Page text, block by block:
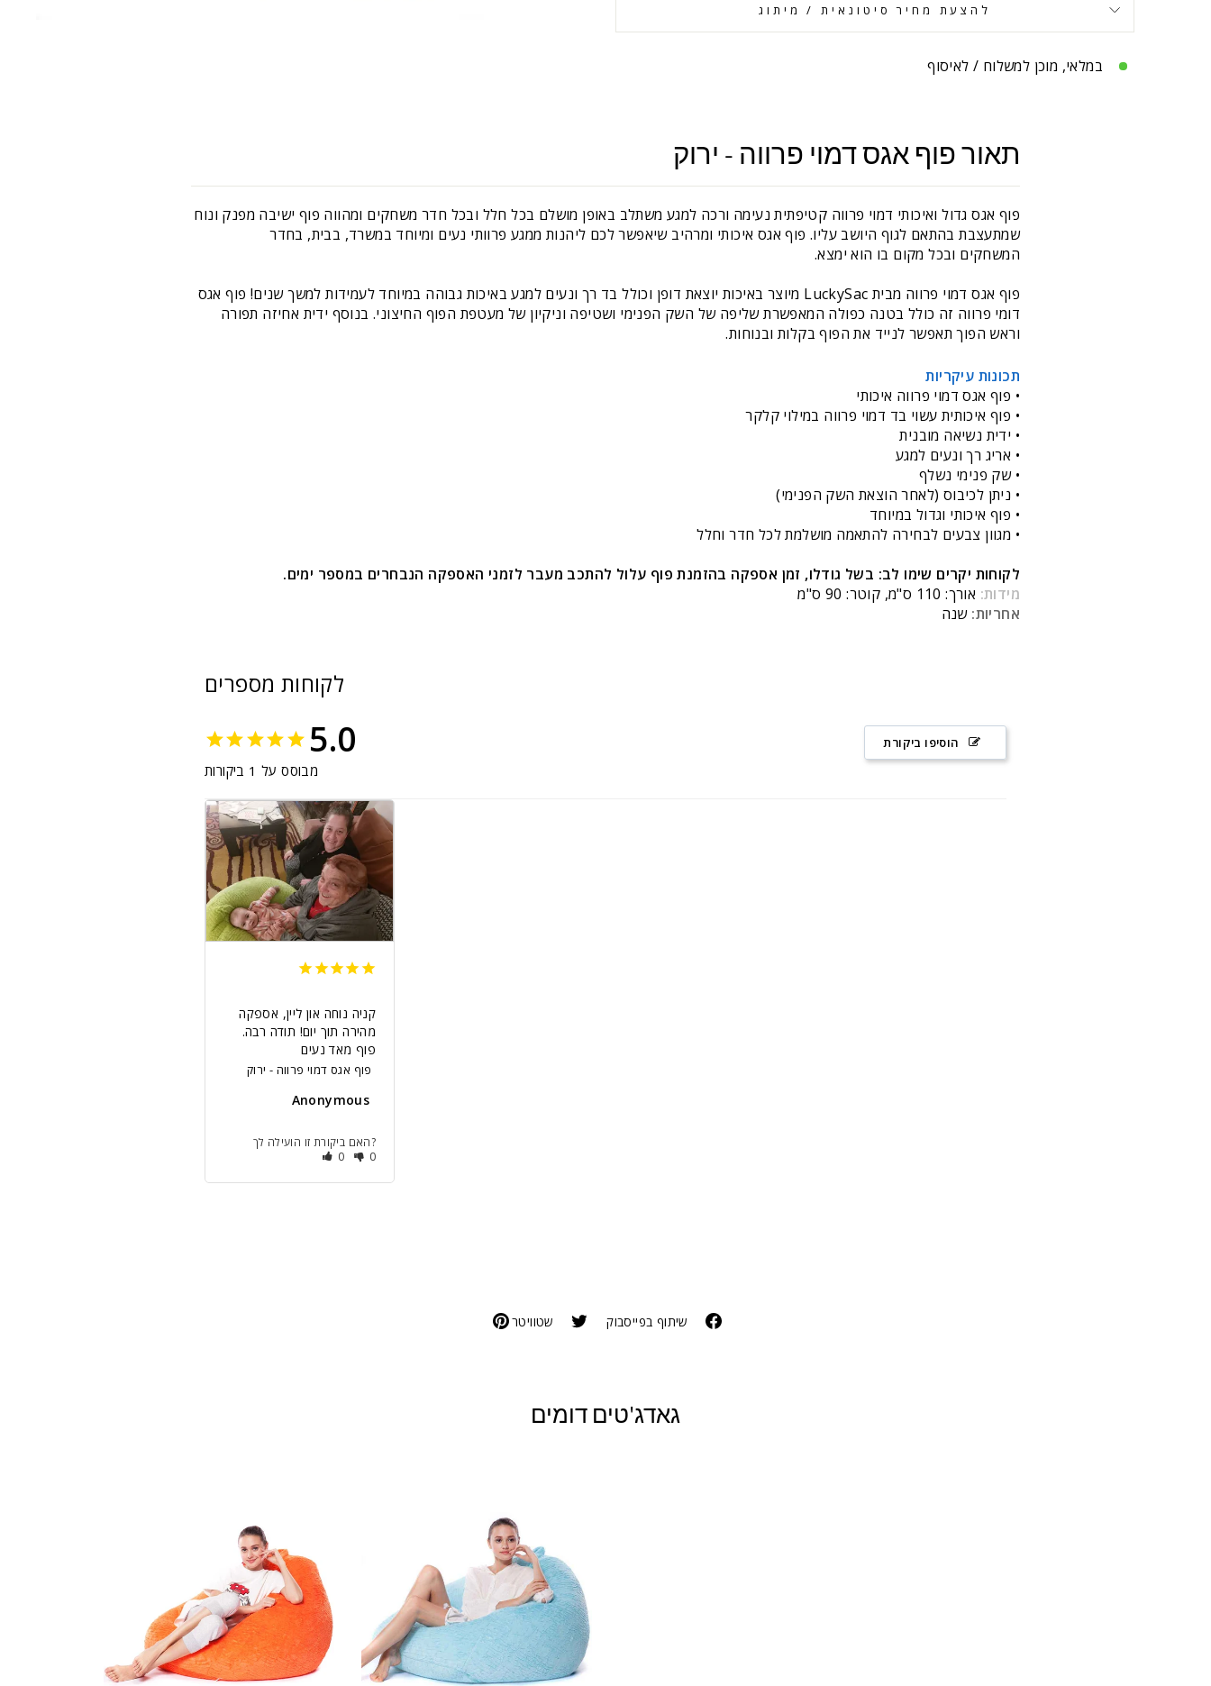
להצעת מחיר סיטונאית / מיתוג
במלאי, מוכן למשלוח / לאיסוף
תאור פוף אגס דמוי פרווה - ירוק
פוף אגס גדול ואיכותי דמוי פרווה קטיפתית נעימה ורכה למגע משתלב באופן מושלם בכל חלל ובכל חדר משחקים ומהווה פוף ישיבה מפנק ונוח
שמתעצבת בהתאם לגוף היושב עליו. פוף אגס איכותי ומרהיב שיאפשר לכם ליהנות ממגע פרוותי נעים ומיוחד במשרד, בבית, בחדר
המשחקים ובכל מקום בו הוא ימצא.
פוף אגס דמוי פרווה מבית LuckySac מיוצר באיכות יוצאת דופן וכולל בד רך ונעים למגע באיכות גבוהה במיוחד לעמידות למשך שנים! פוף אגס
דומי פרווה זה כולל בטנה כפולה המאפשרת שליפה של השק הפנימי ושטיפה וניקיון של מעטפת הפוף החיצוני. בנוסף ידית אחיזה תפורה
וראש הפוך תאפשר לנייד את הפוף בקלות ובנוחות.
תכונות עיקריות
• פוף אגס דמוי פרווה איכותי
• פוף איכותית עשוי בד דמוי פרווה במילוי קלקר
• ידית נשיאה מובנית
• אריג רך ונעים למגע
• שק פנימי נשלף
• ניתן לכיבוס (לאחר הוצאת השק הפנימי)
• פוף איכותי וגדול במיוחד
• מגוון צבעים לבחירה להתאמה מושלמת לכל חדר וחלל
לקוחות יקרים שימו לב: בשל גודלו, זמן אספקה בהזמנת פוף עלול להתכב מעבר לזמני האספקה הנבחרים במספר ימים.
מידות: אורך: 110 ס"מ, קוטר: 90 ס"מ
אחריות: שנה
לקוחות מספרים
5.0
מבוסס על 1 ביקורות
הוסיפו ביקורת
קניה נוחה און ליין, אספקה
פוף מאד נעים
פוף אגס דמוי פרווה - ירוק
Anonymous
האם ביקורת זו הועילה לך?
0
0
שיתוף בפייסבוק שטוויטר
גאדג'טים דומים